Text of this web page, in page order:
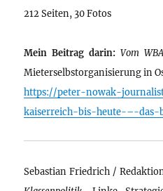
212 Seiten, 30 Fotos
Mein Beitrag darin: Vom
Mieterselbstorganisierung in
https://peter-nowak-
kaiserreich-bis-heute-–-das-
Sebastian Friedrich /